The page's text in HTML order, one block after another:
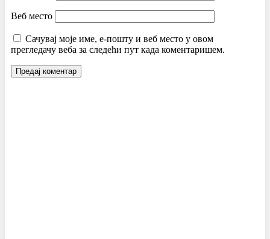
Веб место
Сачувај моје име, е-пошту и веб место у овом
прегледачу веба за следећи пут када коментаришем.